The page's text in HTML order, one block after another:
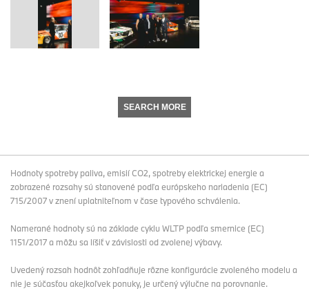
SEARCH MORE
Hodnoty spotreby paliva, emisií CO2, spotreby elektrickej energie a
zobrazené rozsahy sú stanovené podľa európskeho nariadenia (EC)
715/2007 v znení uplatniteľnom v čase typového schválenia.
Namerané hodnoty sú na základe cyklu WLTP podľa smernice (EC)
1151/2017 a môžu sa líšiť v závislosti od zvolenej výbavy.
Uvedený rozsah hodnôt zohľadňuje rôzne konfigurácie zvoleného modelu a
nie je súčasťou akejkoľvek ponuky, je určený výlučne na porovnanie.